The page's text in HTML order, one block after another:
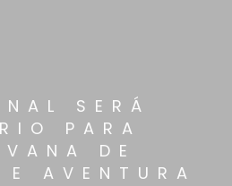
SERÁ
PARA
DE
AVENTURA